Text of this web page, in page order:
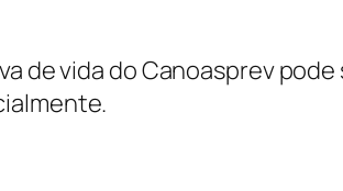
de vida do Canoasprev